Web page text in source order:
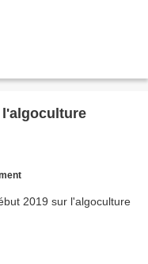
l'algoculture